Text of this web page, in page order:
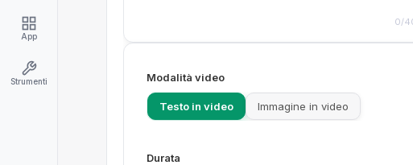
App
Strumenti
0/
Modalità video
Testo in video Immagine in video
Durata